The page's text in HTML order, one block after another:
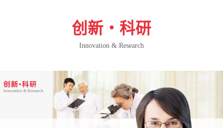
创新・科研
Innovation & Research